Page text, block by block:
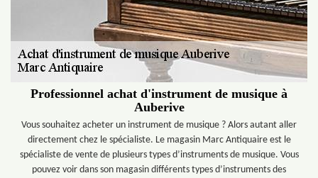
Professionnel achat d'instrument de musique à
Auberive
Vous souhaitez acheter un instrument de musique ? Alors autant aller
directement chez le spécialiste. Le magasin Marc Antiquaire est le
spécialiste de vente de plusieurs types d’instruments de musique. Vous
pouvez voir dans son magasin différents types d’instruments des